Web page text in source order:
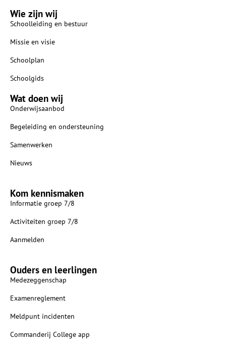
Wie zijn wij
Schoolleiding en bestuur
Missie en visie
Schoolplan
Schoolgids
Wat doen wij
Onderwijsaanbod
Begeleiding en ondersteuning
Samenwerken
Nieuws
Kom kennismaken
Informatie groep 7/8
Activiteiten groep 7/8
Aanmelden
Ouders en leerlingen
Medezeggenschap
Examenreglement
Meldpunt incidenten
Commanderij College app